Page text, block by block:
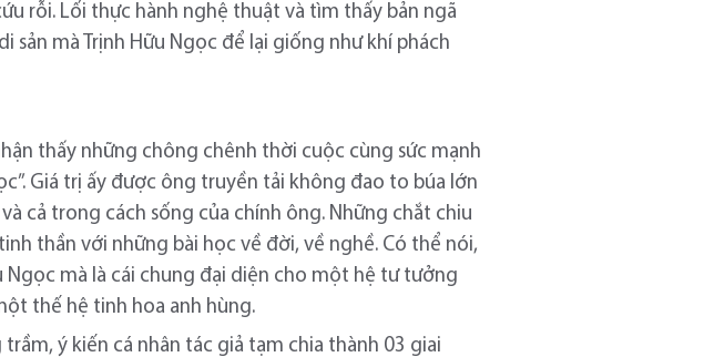
rỗi. Lối thực hành nghệ thuật và tìm thấy bản ngã
mà Trịnh Hữu Ngọc để lại giống như khí phách
thấy những chông chênh thời cuộc cùng sức mạnh
Giá trị ấy được ông truyền tải không đao to búa lớn
cả trong cách sống của chính ông. Những chắt chiu
thần với những bài học về đời, về nghề. Có thể nói,
Ngọc mà là cái chung đại diện cho một hệ tư tưởng
thế hệ tinh hoa anh hùng.
ý kiến cá nhân tác giả tạm chia thành 03 giai